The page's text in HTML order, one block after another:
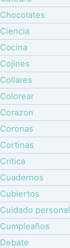
Chocolates
Ciencia
Cocina
Cojines
Collares
Colorear
Corazon
Coronas
Cortinas
Critica
Cuadernos
Cubiertos
Cuidado personal
Cumpleaños
Debate